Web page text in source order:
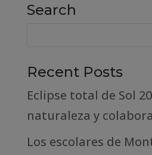
Search
Recent Posts
Eclipse total de Sol
naturaleza y
Los escolares de